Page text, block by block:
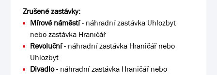
Zrušené zastávky:
Mírové náměstí- náhradní zastávka Uhlozbyt
nebo zastávka Hraničář
Revoluční- náhradní zastávka Hraničář nebo
Uhlozbyt
Divadlo- náhradní zastávka Hraničář nebo